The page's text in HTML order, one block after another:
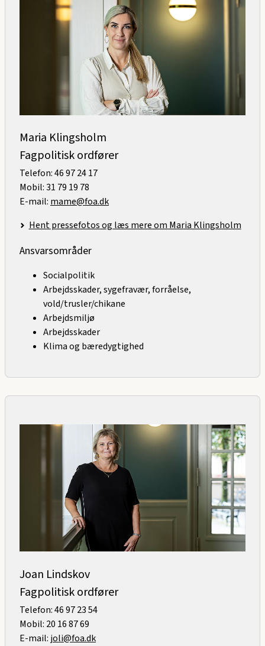
Maria Klingsholm
Fagpolitisk ordfører
Telefon: 46 97 24 17
Mobil: 31 79 19 78
E-mail: mame@foa.dk
Hent pressefotos og læs mere om Maria Klingsholm
Ansvarsområder
Socialpolitik
Arbejdsskader, sygefravær, forråelse,
vold/trusler/chikane
Arbejdsmiljø
Arbejdsskader
Klima og bæredygtighed
Joan Lindskov
Fagpolitisk ordfører
Telefon: 46 97 23 54
Mobil: 20 16 87 69
E-mail: joli@foa.dk